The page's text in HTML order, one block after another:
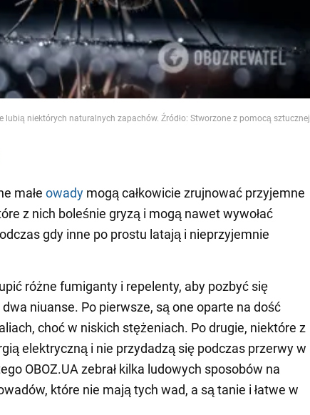
lubią niektórych naturalnych zapachów. Źródło: Stworzone z pomocą sztucznej
małe owady mogą całkowicie zrujnować przyjemne
z nich boleśnie gryzą i mogą nawet wywołać
gdy inne po prostu latają i nieprzyjemnie
różne fumiganty i repelenty, aby pozbyć się
niuanse. Po pierwsze, są one oparte na dość
choć w niskich stężeniach. Po drugie, niektóre z
elektryczną i nie przydadzą się podczas przerwy w
OBOZ.UA zebrał kilka ludowych sposobów na
które nie mają tych wad, a są tanie i łatwe w